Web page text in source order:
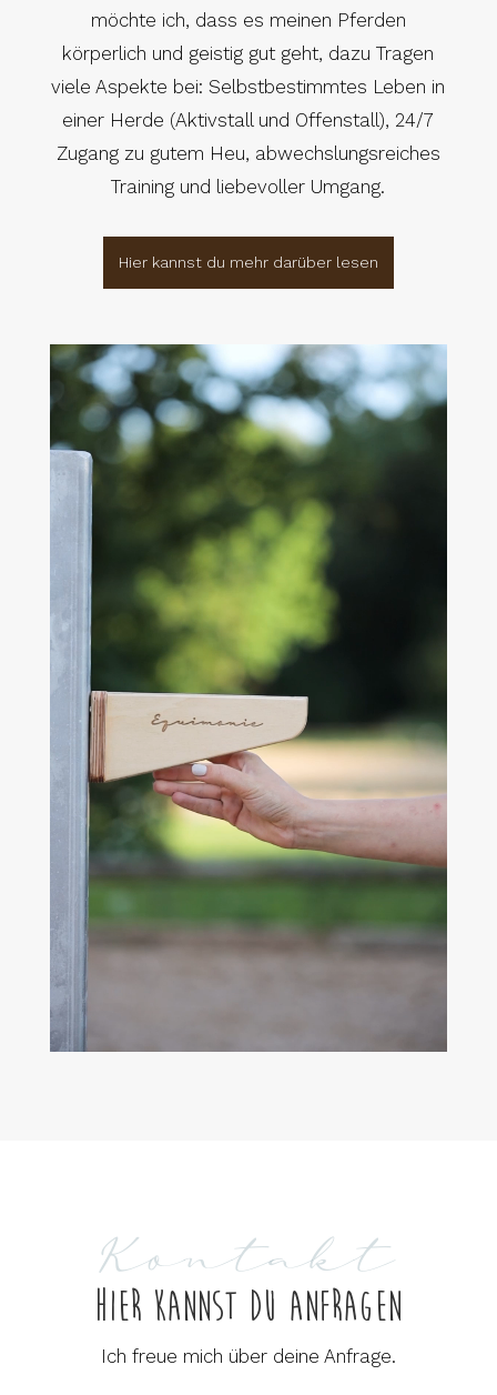
möchte ich, dass es meinen Pferden
körperlich und geistig gut geht, dazu Tragen
viele Aspekte bei: Selbstbestimmtes Leben in
einer Herde (Aktivstall und Offenstall), 24/7
Zugang zu gutem Heu, abwechslungsreiches
Training und liebevoller Umgang.
Hier kannst du mehr darüber lesen
Kontakt
Hier kannst du anfragen
Ich freue mich über deine Anfrage.